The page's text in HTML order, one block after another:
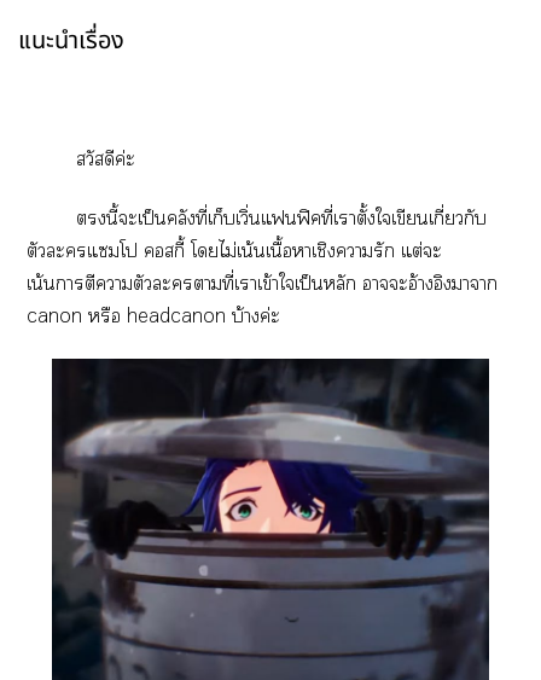
แนะนำเรื่อง
สวัสดีค่ะ
นี้ะเป็นคลังที่เก็บเวิ่นแฟิคที่เาตั้งใเขียนเกี่ยวกับ
ตัวะแโ สกี้ โไม่เน้นเนื้อาเชิงารัก แต่ะ
เน้นาตีาตัวะตามที่เาเข้าใเป็นหลัก าะอ้างอิงาา
canon หรือ headcanon บ้างค่ะ